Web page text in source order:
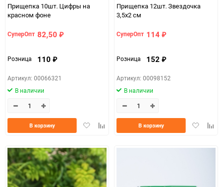
Прищепка 10шт. Цифры на
красном фоне
СуперОпт 82,50 ₽
Розница 110 ₽
Артикул: 00066321
В наличии
ДобавитьДобавить
В корзину
Прищепка 12шт. Звездочка
3,5х2 см
СуперОпт 114 ₽
Розница 152 ₽
Артикул: 00098152
В наличии
Добавить
В корзину